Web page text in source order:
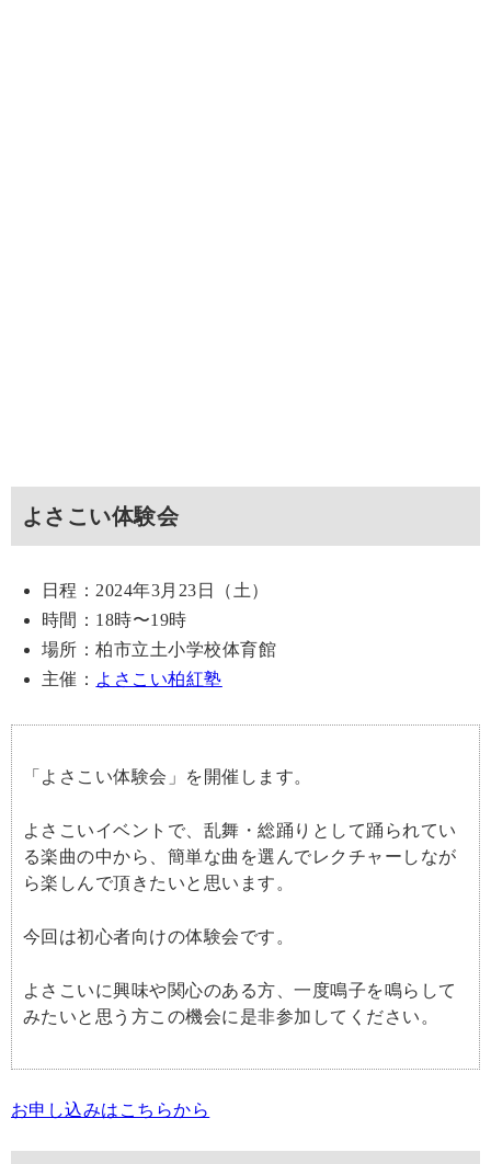
よさこい体験会
日程：2024年3月23日（土）
時間：18時〜19時
場所：柏市立土小学校体育館
主催： よさこい柏紅塾
「よさこい体験会」を開催します。
よさこいイベントで、乱舞・総踊りとして踊られてい
る楽曲の中から、簡単な曲を選んでレクチャーしなが
ら楽しんで頂きたいと思います。
今回は初心者向けの体験会です。
よさこいに興味や関心のある方、一度鳴子を鳴らして
みたいと思う方この機会に是非参加してください。
お申し込みはこちらから